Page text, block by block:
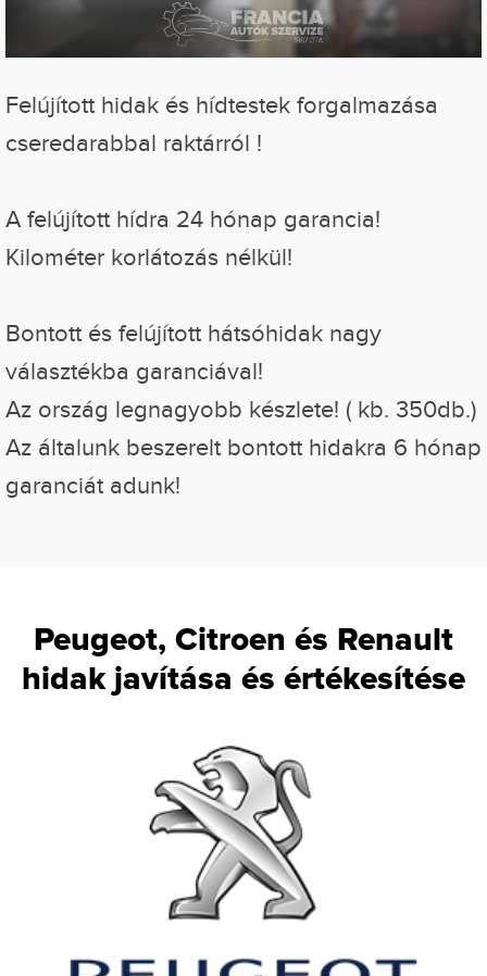
Felújított hidak és hídtestek forgalmazása
cseredarabbal raktárról !
A felújított hídra 24 hónap garancia!
Kilométer korlátozás nélkül!
Bontott és felújított hátsóhidak nagy
választékba garanciával!
Az ország legnagyobb készlete! ( kb. 350db.)
Az általunk beszerelt bontott hidakra 6 hónap
garanciát adunk!
Peugeot, Citroen és Renault
hidak javítása és értékesítése